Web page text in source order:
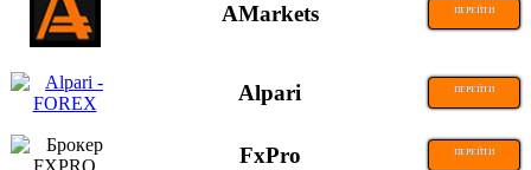
AMarkets ПЕРЕЙТИ
Alpari ПЕРЕЙТИ
FxPro ПЕРЕЙТИ